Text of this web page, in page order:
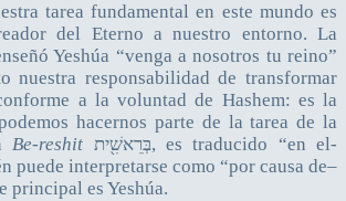
tarea fundamental en este mundo es
del Eterno a nuestro entorno. La
Yeshúa “venga a nosotros tu reino”
nuestra responsabilidad de transformar
a la voluntad de Hashem: es la
hacernos parte de la tarea de la
Be-reshit בְּרֵאשִׁ֖ית, es traducido “en el-
puede interpretarse como “por causa de–
principal es Yeshúa.